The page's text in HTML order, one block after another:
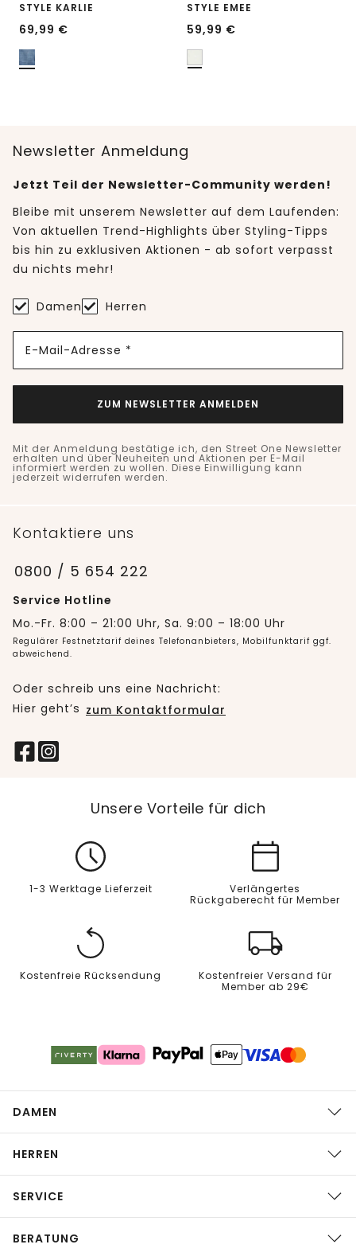
STYLE KARLIE
69,99 €
STYLE EMEE
59,99 €
Newsletter Anmeldung
Jetzt Teil der Newsletter-Community werden!
Bleibe mit unserem Newsletter auf dem Laufenden:
Von aktuellen Trend-Highlights über Styling-Tipps
bis hin zu exklusiven Aktionen - ab sofort verpasst
du nichts mehr!
Damen Herren
E-Mail-Adresse *
ZUM NEWSLETTER ANMELDEN
Mit der Anmeldung bestätige ich, den Street One Newsletter
erhalten und über Neuheiten und Aktionen per E-Mail
informiert werden zu wollen. Diese Einwilligung kann
jederzeit widerrufen werden.
Kontaktiere uns
0800 / 5 654 222
Service Hotline
Mo.-Fr. 8:00 – 21:00 Uhr, Sa. 9:00 – 18:00 Uhr
Regulärer Festnetztarif deines Telefonanbieters, Mobilfunktarif ggf.
abweichend.
Oder schreib uns eine Nachricht:
Hier geht’s zum Kontaktformular
Unsere Vorteile für dich
1-3 Werktage Lieferzeit
Verlängertes
Rückgaberecht für Member
Kostenfreie Rücksendung
Kostenfreier Versand für
Member ab 29€
DAMEN
HERREN
SERVICE
BERATUNG